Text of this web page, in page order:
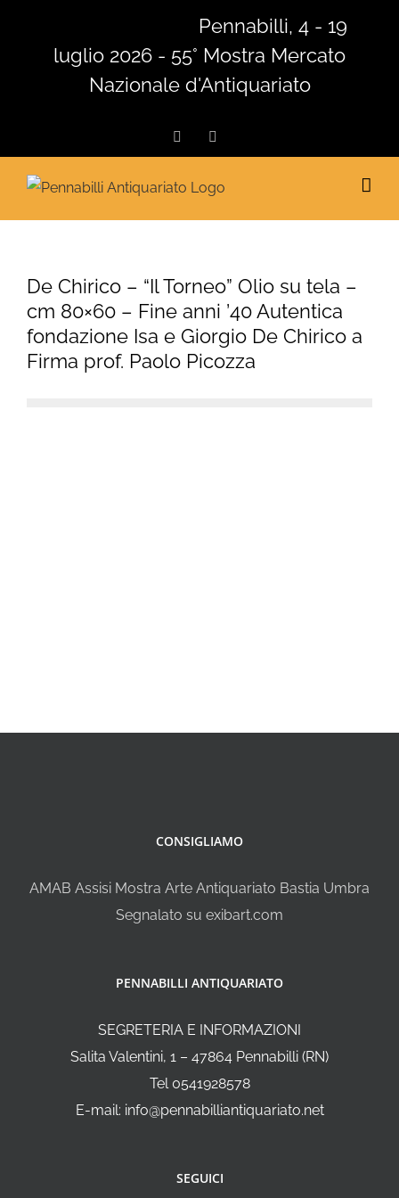
contenuto
Pennabilli, 4 - 19
luglio 2026 - 55° Mostra Mercato
Nazionale d'Antiquariato
Facebook
De Chirico – “Il Torneo” Olio su tela –
cm 80×60 – Fine anni ’40 Autentica
fondazione Isa e Giorgio De Chirico a
Firma prof. Paolo Picozza
CONSIGLIAMO
AMAB Assisi Mostra Arte Antiquariato Bastia Umbra
Segnalato su exibart.com
PENNABILLI ANTIQUARIATO
SEGRETERIA E INFORMAZIONI
Salita Valentini, 1 – 47864 Pennabilli (RN)
Tel 0541928578
E-mail: info@pennabilliantiquariato.net
SEGUICI